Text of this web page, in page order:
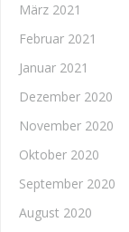
März 2021
Februar 2021
Januar 2021
Dezember 2020
November 2020
Oktober 2020
September 2020
August 2020